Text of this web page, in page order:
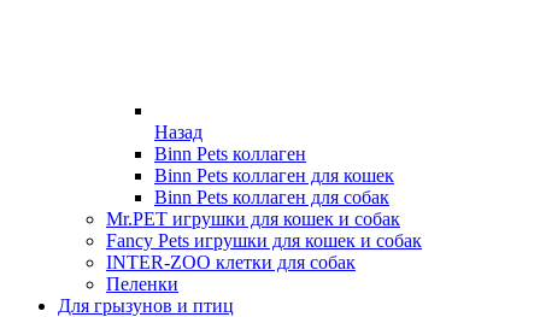
Назад
Binn Pets коллаген
Binn Pets коллаген для кошек
Binn Pets коллаген для собак
Mr.PET игрушки для кошек и собак
Fancy Pets игрушки для кошек и собак
INTER-ZOO клетки для собак
Пеленки
Для грызунов и птиц